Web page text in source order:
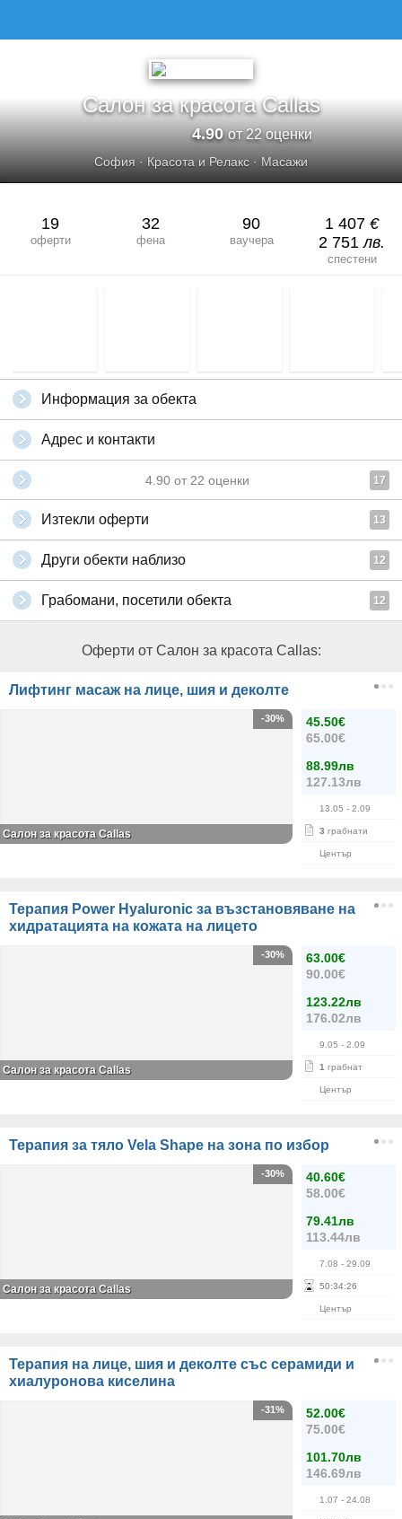
Салон за красота Callas
4.90от 22 оценки
София · Красота и Релакс · Масажи
19
оферти
32
фена
90
ваучера
1 407 €
2 751лв.
спестени
Информация за обекта
Адрес и контакти
4.90 от 22 оценки 17
Изтекли оферти 13
Други обекти наблизо 12
Грабомани, посетили обекта 12
Оферти от Салон за красота Callas:
Лифтинг масаж на лице, шия и деколте
45.50€
65.00€
88.99лв
127.13лв
13.05 - 2.09
3 грабнати
Център
-30%
Салон за красота Callas
Терапия Power Hyaluronic за възстановяване на
хидратацията на кожата на лицето
63.00€
90.00€
123.22лв
176.02лв
9.05 - 2.09
1 грабнат
Център
-30%
Салон за красота Callas
Терапия за тяло Vela Shape на зона по избор
40.60€
58.00€
79.41лв
113.44лв
7.08 - 29.09
50:34:26
Център
-30%
Салон за красота Callas
Терапия на лице, шия и деколте със серамиди и
хиалуронова киселина
52.00€
75.00€
101.70лв
146.69лв
1.07 - 24.08
-31%